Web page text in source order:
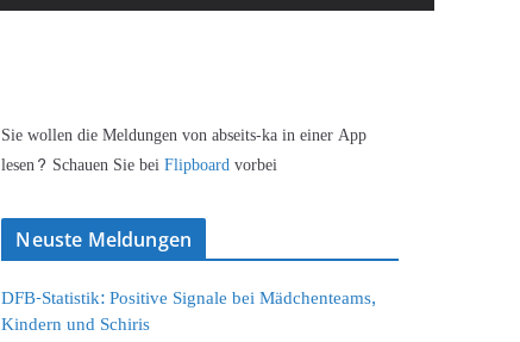
Sie wollen die Meldungen von abseits-ka in einer App
lesen? Schauen Sie beiFlipboardvorbei
Neuste Meldungen
DFB-Statistik: Positive Signale bei Mädchenteams,
Kindern und Schiris